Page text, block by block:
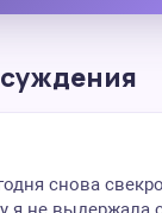
снова